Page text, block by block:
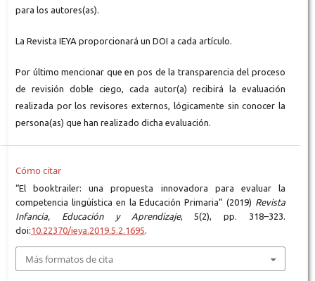
para los autores(as).
La Revista IEYA proporcionará un DOI a cada artículo.
Por último mencionar que en pos de la transparencia del proceso
de revisión doble ciego, cada autor(a) recibirá la evaluación
realizada por los revisores externos, lógicamente sin conocer la
persona(as) que han realizado dicha evaluación.
Cómo citar
“El booktrailer: una propuesta innovadora para evaluar la
competencia lingüística en la Educación Primaria” (2019) Revista
Infancia, Educación y Aprendizaje, 5(2), pp. 318–323.
doi:10.22370/ieya.2019.5.2.1695.
Más formatos de cita